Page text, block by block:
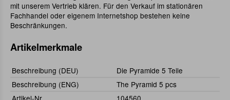
mit unserem Vertrieb klären. Für den Verkauf im stationären
Fachhandel oder eigenem Internetshop bestehen keine
Beschränkungen.
Artikelmerkmale
Beschreibung (DEU)
Die Pyramide 5 Teile
Beschreibung (ENG)
The Pyramid 5 pcs